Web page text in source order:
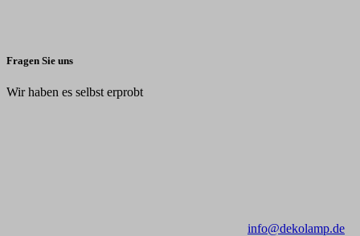
Fragen Sie uns
Wir haben es selbst erprobt
info@dekolamp.de